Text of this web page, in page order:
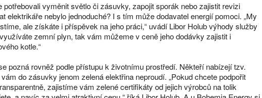
potřebovali vyměnit světlo či zásuvky, zapojit sporák nebo zajistit revizi
elektrikáře nebylo jednoduché? I s tím může dodavatel energií pomoci. „My
ale získáte i příspěvek na jeho práci,“ uvádí Libor Holub výhody služby
zemní plyn, tak vám můžeme v ceně jeho dodávky zajistit i
kotle.“
pozná rovněž podle přístupu k životnímu prostředí. Někteří nabízejí tzv.
do zásuvky jenom zelená elektřina neproudí. „Pokud chcete podpořit
zajistíme vám zelené certifikáty od jejich výrobců na tolik